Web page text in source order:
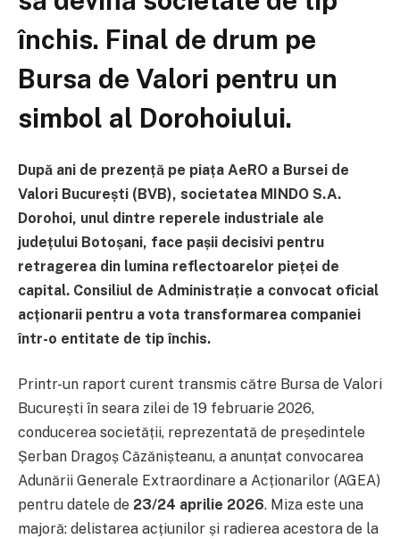
închis. Final de drum pe
Bursa de Valori pentru un
simbol al Dorohoiului.
După ani de prezență pe piața AeRO a Bursei de
Valori București (BVB), societatea MINDO S.A.
Dorohoi, unul dintre reperele industriale ale
județului Botoșani, face pașii decisivi pentru
retragerea din lumina reflectoarelor pieței de
capital. Consiliul de Administrație a convocat oficial
acționarii pentru a vota transformarea companiei
într-o entitate de tip închis.
Printr-un raport curent transmis către Bursa de Valori
București în seara zilei de 19 februarie 2026,
conducerea societății, reprezentată de președintele
Șerban Dragoș Căzănișteanu, a anunțat convocarea
Adunării Generale Extraordinare a Acționarilor (AGEA)
pentru datele de 23/24 aprilie 2026. Miza este una
majoră: delistarea acțiunilor și radierea acestora de la